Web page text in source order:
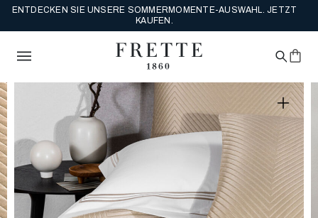
KOSTENLOSEN VERSAND AUF ALLE VOLLPREIS BESTELLUNGEN.
JETZT SHOPPEN.